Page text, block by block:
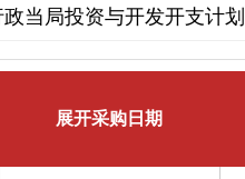
当局投资与开发开支计划
展开采购日期